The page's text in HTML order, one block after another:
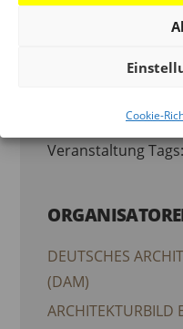
Cookie-
VERANSTALTUNG
Veranstaltung
DEUTSCHES
(DAM)
ARCHITEKTURBILD